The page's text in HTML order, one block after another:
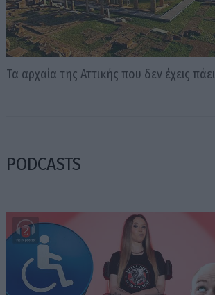
Τα αρχαία της Αττικής που δεν έχεις πάει
PODCASTS